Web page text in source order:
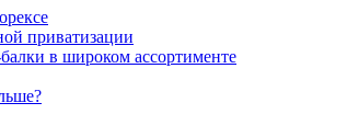
приватизации
в широком ассортименте